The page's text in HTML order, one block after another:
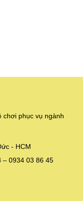
chơi phục vụ ngành
- HCM
– 0934 03 86 45